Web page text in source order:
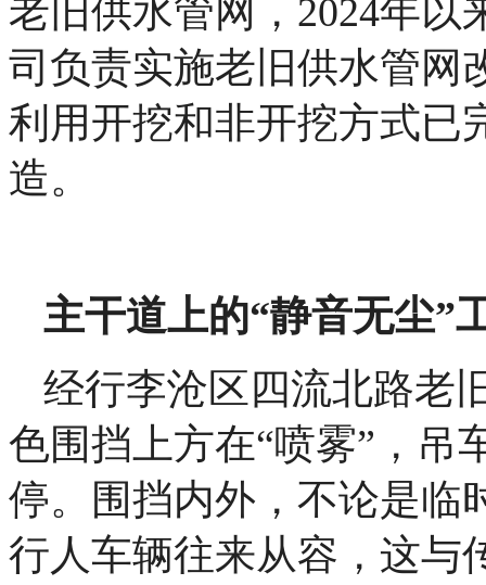
老旧供水管网，2024年
司负责实施老旧供水管网
利用开挖和非开挖方式已
造。
主干道上的“静音无尘”
经行李沧区四流北路老
色围挡上方在“喷雾”，吊
停。围挡内外，不论是临
行人车辆往来从容，这与